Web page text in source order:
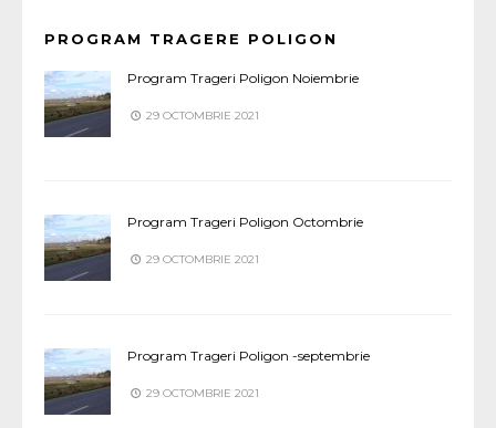
PROGRAM TRAGERE POLIGON
Program Trageri Poligon Noiembrie
29 OCTOMBRIE 2021
Program Trageri Poligon Octombrie
29 OCTOMBRIE 2021
Program Trageri Poligon -septembrie
29 OCTOMBRIE 2021